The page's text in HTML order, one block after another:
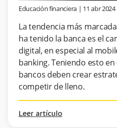
Educación financiera | 11 abr 2024
La tendencia más
ha tenido la banca es el
digital, en especial al
banking. Teniendo esto
bancos deben crear
competir de lleno.
Leer artículo